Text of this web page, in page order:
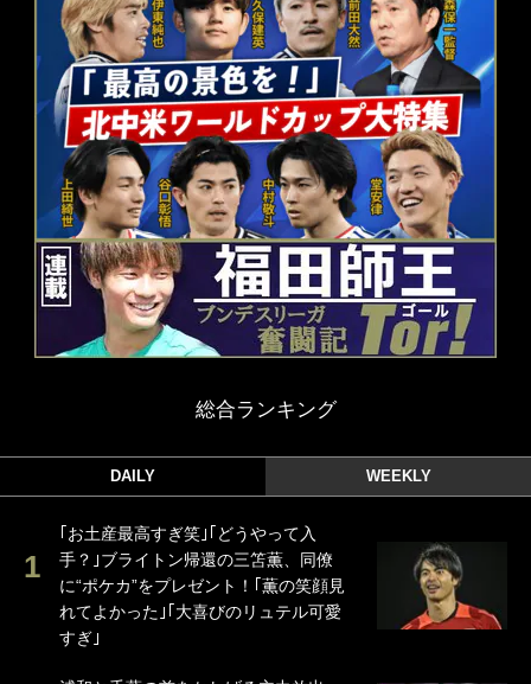
総合ランキング
DAILY WEEKLY
｢お土産最高すぎ笑｣｢どうやって入
手？｣ブライトン帰還の三笘薫、同僚
に“ポケカ”をプレゼント！｢薫の笑顔見
れてよかった｣｢大喜びのリュテル可愛
すぎ｣